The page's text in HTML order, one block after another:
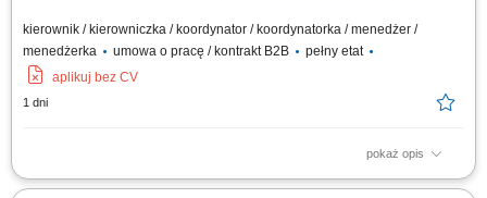
kierownik / kierowniczka / koordynator / koordynatorka / menedżer /
menedżerka
umowa o pracę / kontrakt B2B
pełny etat
aplikuj bez CV
1 dni
pokaż opis
Kompleksowe prowadzenie i koordynacja robót elektrycznych od etapu